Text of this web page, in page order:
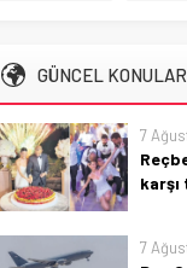
GÜNCEL KONULAR
7
karşı
tahliye
7